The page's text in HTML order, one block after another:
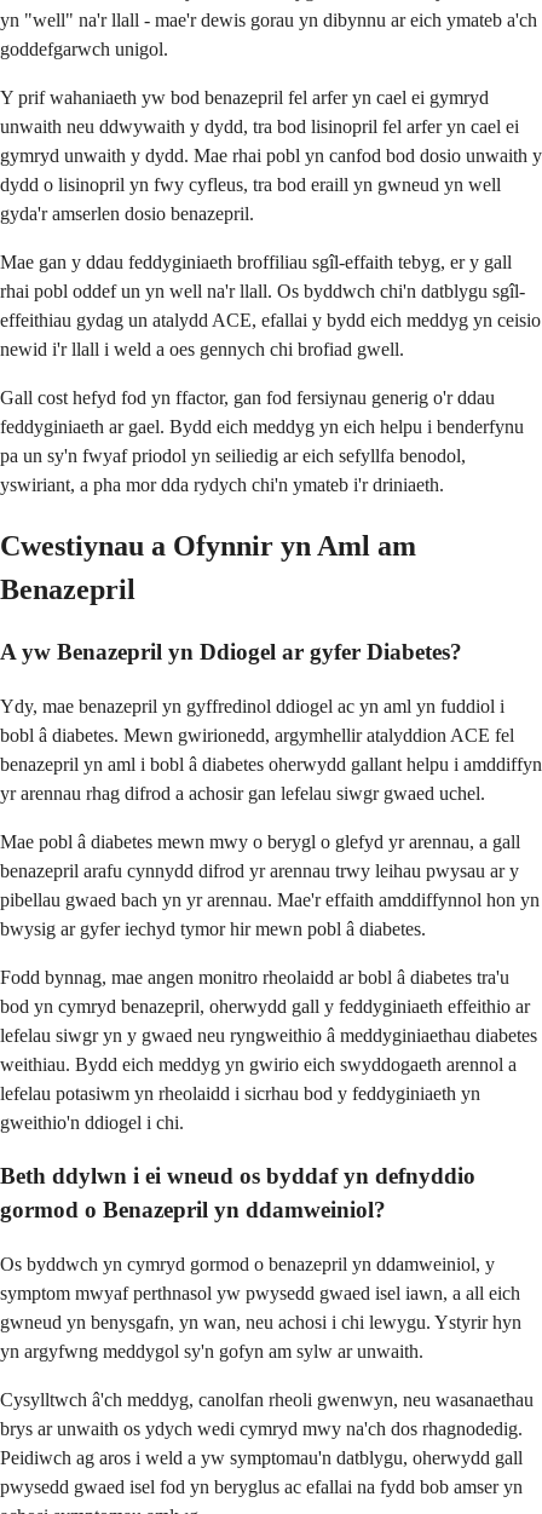
yn "well" na'r llall - mae'r dewis gorau yn dibynnu ar eich ymateb a'ch
goddefgarwch unigol.
Y prif wahaniaeth yw bod benazepril fel arfer yn cael ei gymryd
unwaith neu ddwywaith y dydd, tra bod lisinopril fel arfer yn cael ei
gymryd unwaith y dydd. Mae rhai pobl yn canfod bod dosio unwaith y
dydd o lisinopril yn fwy cyfleus, tra bod eraill yn gwneud yn well
gyda'r amserlen dosio benazepril.
Mae gan y ddau feddyginiaeth broffiliau sgîl-effaith tebyg, er y gall
rhai pobl oddef un yn well na'r llall. Os byddwch chi'n datblygu sgîl-
effeithiau gydag un atalydd ACE, efallai y bydd eich meddyg yn ceisio
newid i'r llall i weld a oes gennych chi brofiad gwell.
Gall cost hefyd fod yn ffactor, gan fod fersiynau generig o'r ddau
feddyginiaeth ar gael. Bydd eich meddyg yn eich helpu i benderfynu
pa un sy'n fwyaf priodol yn seiliedig ar eich sefyllfa benodol,
yswiriant, a pha mor dda rydych chi'n ymateb i'r driniaeth.
Cwestiynau a Ofynnir yn Aml am
Benazepril
A yw Benazepril yn Ddiogel ar gyfer Diabetes?
Ydy, mae benazepril yn gyffredinol ddiogel ac yn aml yn fuddiol i
bobl â diabetes. Mewn gwirionedd, argymhellir atalyddion ACE fel
benazepril yn aml i bobl â diabetes oherwydd gallant helpu i amddiffyn
yr arennau rhag difrod a achosir gan lefelau siwgr gwaed uchel.
Mae pobl â diabetes mewn mwy o berygl o glefyd yr arennau, a gall
benazepril arafu cynnydd difrod yr arennau trwy leihau pwysau ar y
pibellau gwaed bach yn yr arennau. Mae'r effaith amddiffynnol hon yn
bwysig ar gyfer iechyd tymor hir mewn pobl â diabetes.
Fodd bynnag, mae angen monitro rheolaidd ar bobl â diabetes tra'u
bod yn cymryd benazepril, oherwydd gall y feddyginiaeth effeithio ar
lefelau siwgr yn y gwaed neu ryngweithio â meddyginiaethau diabetes
weithiau. Bydd eich meddyg yn gwirio eich swyddogaeth arennol a
lefelau potasiwm yn rheolaidd i sicrhau bod y feddyginiaeth yn
gweithio'n ddiogel i chi.
Beth ddylwn i ei wneud os byddaf yn defnyddio
gormod o Benazepril yn ddamweiniol?
Os byddwch yn cymryd gormod o benazepril yn ddamweiniol, y
symptom mwyaf perthnasol yw pwysedd gwaed isel iawn, a all eich
gwneud yn benysgafn, yn wan, neu achosi i chi lewygu. Ystyrir hyn
yn argyfwng meddygol sy'n gofyn am sylw ar unwaith.
Cysylltwch â'ch meddyg, canolfan rheoli gwenwyn, neu wasanaethau
brys ar unwaith os ydych wedi cymryd mwy na'ch dos rhagnodedig.
Peidiwch ag aros i weld a yw symptomau'n datblygu, oherwydd gall
pwysedd gwaed isel fod yn beryglus ac efallai na fydd bob amser yn